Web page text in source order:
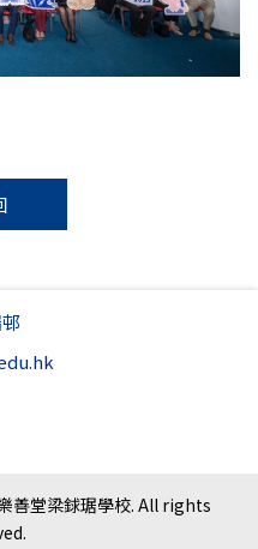
善堂梁銶琚學校. All rights